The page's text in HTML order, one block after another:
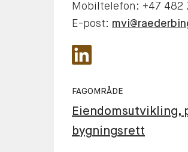
Mobiltelefon: +47 482
E-post:
FAGOMRÅDE
Eiendomsutvikling,
bygningsrett